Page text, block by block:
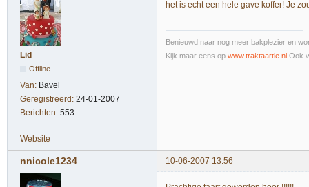
Lid
Offline
Van: Bavel
Geregistreerd: 24-01-2007
Berichten: 553
het is echt een hele gave koffer! Je
Benieuwd naar nog meer bakplezier en
Kijk maar eens op www.traktaartie.nl Ook
Website
nnicole1234 10-06-2007 13:56